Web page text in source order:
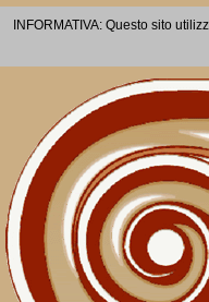
INFORMATIVA: Questo sito